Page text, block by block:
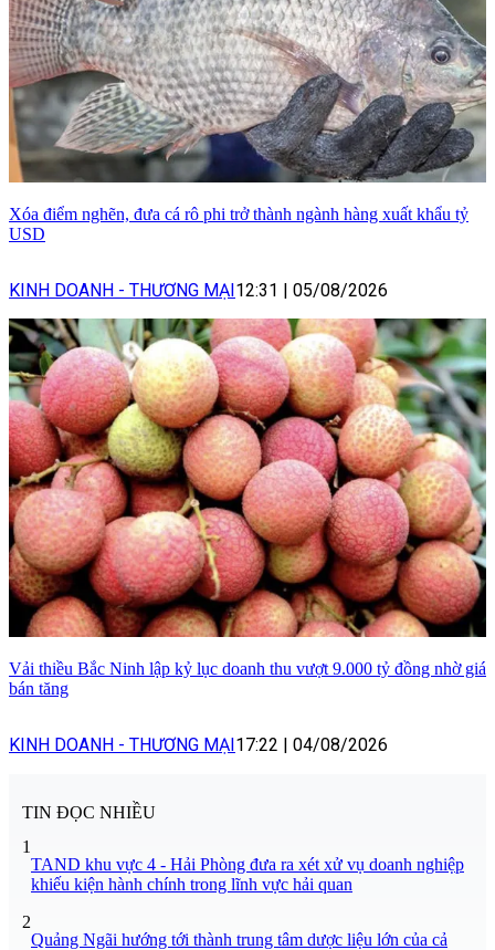
Xóa điểm nghẽn, đưa cá rô phi trở thành ngành hàng xuất khẩu tỷ
USD
KINH DOANH - THƯƠNG MẠI 12:31 05/08/2026
Vải thiều Bắc Ninh lập kỷ lục doanh thu vượt 9.000 tỷ đồng nhờ giá
bán tăng
KINH DOANH - THƯƠNG MẠI 17:22 04/08/2026
TIN ĐỌC NHIỀU
1
TAND khu vực 4 - Hải Phòng đưa ra xét xử vụ doanh nghiệp
khiếu kiện hành chính trong lĩnh vực hải quan
2
Quảng Ngãi hướng tới thành trung tâm dược liệu lớn của cả